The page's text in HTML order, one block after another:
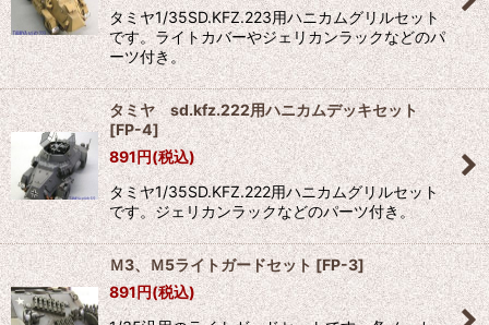
タミヤ1/35SD.KFZ.223用ハニカムグリルセット
です。ライトカバーやジェリカンラックなどのパ
ーツ付き。
タミヤ sd.kfz.222用ハニカムデッキセット
[FP-4]
891円(税込)
タミヤ1/35SD.KFZ.222用ハニカムグリルセット
です。ジェリカンラックなどのパーツ付き。
Ｍ3、Ｍ5ライトガードセット [FP-3]
891円(税込)